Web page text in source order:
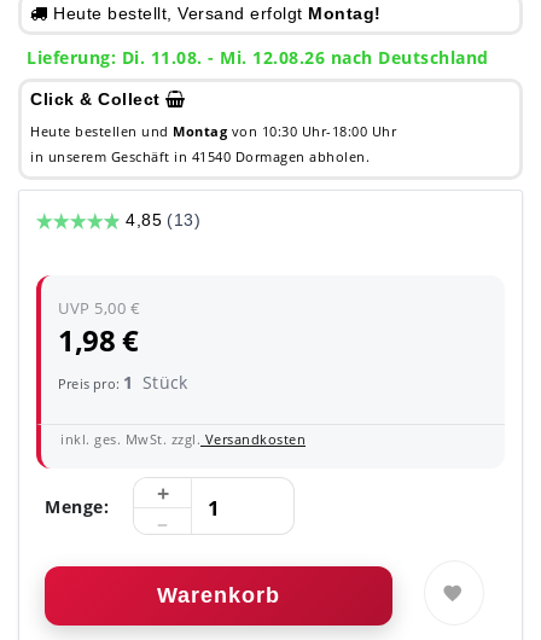
Heute bestellt, Versand erfolgt Montag!
Lieferung: Di. 11.08. - Mi. 12.08.26 nach Deutschland
Click & Collect
Heute bestellen und Montag von 10:30 Uhr-18:00 Uhr
in unserem Geschäft in 41540 Dormagen abholen.
UVP 5,00 €
1,98 €
Preis pro: 1 Stück
inkl. ges. MwSt. zzgl. Versandkosten
Menge:
Warenkorb